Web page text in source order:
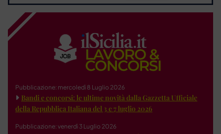
Pubblicazione: mercoledì 8 Luglio 2026
Bandi e concorsi: le ultime novità dalla Gazzetta Ufficiale
della Repubblica Italiana del 3 e 7 luglio 2026
Pubblicazione: venerdì 3 Luglio 2026